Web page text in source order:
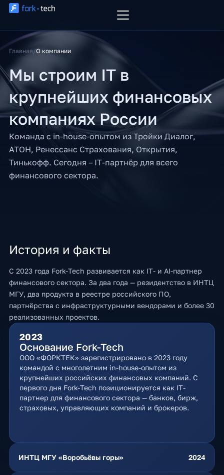
Перейти
содержимому
Главная/О компании
Мы строим IT в
крупнейших финансовых
компаниях России
Команда с in-house-опытом из Тройки Диалог,
АТОН, Ренессанс Страхования, Открытия,
Тинькофф. Сегодня – IT-партнёр для всего
финансового сектора.
История и факты
С 2023 года Fork-Tech развивается как IT- и AI-партнер
финансового сектора. За два года — резидентство в ИНТЦ
МГУ, два продукта в реестре российского ПО,
партнёрства с инфраструктурными вендорами и более 30
реализованных проектов.
2023
Основание Fork-Tech
ООО «ФОРКТЕК» зарегистрировано в 2023 году
командой с многолетним in-house-опытом из
крупнейших российских финансовых компаний. С
первого дня Fork-Tech позиционируется как IT-
партнер для финансового сектора — банков, бирж,
страховых, управляющих компаний и брокеров.
ИНТЦ МГУ «Воробьёвы горы» 2024